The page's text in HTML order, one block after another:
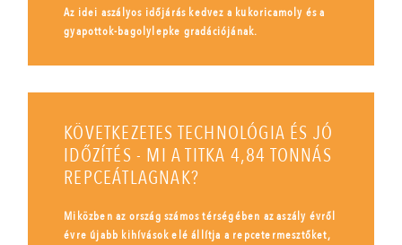
Az idei aszályos időjárás kedvez a kukoricamoly és a
gyapottok-bagolylepke gradációjának.
KÖVETKEZETES TECHNOLÓGIA ÉS JÓ
IDŐZÍTÉS - MI A TITKA 4,84 TONNÁS
REPCEÁTLAGNAK?
Miközben az ország számos térségében az aszály évről
évre újabb kihívások elé állítja a repcetermesztőket,